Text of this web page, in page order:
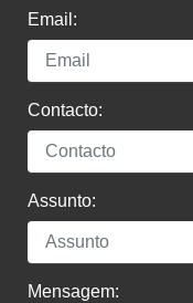
Email:
Contacto:
Assunto:
Mensagem: